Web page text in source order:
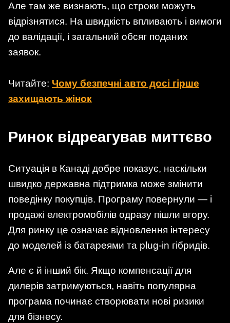
Але там же визнають, що строки можуть
відрізнятися. На швидкість впливають і вимоги
до валідації, і загальний обсяг поданих
заявок.
Читайте: Чому безпечні авто досі гірше
захищають жінок
Ринок відреагував миттєво
Ситуація в Канаді добре показує, наскільки
швидко державна підтримка може змінити
поведінку покупців. Програму повернули — і
продажі електромобілів одразу пішли вгору.
Для ринку це означає відновлення інтересу
до моделей із батареями та plug-in гібридів.
Але є й інший бік. Якщо компенсації для
дилерів затримуються, навіть популярна
програма починає створювати нові ризики
для бізнесу.